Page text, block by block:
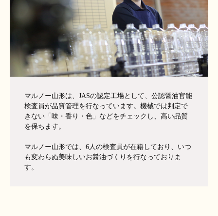
マルノー山形は、JASの認定工場として、公認醤油官能
検査員が品質管理を行なっています。機械では判定で
きない「味・香り・色」などをチェックし、高い品質
を保ちます。
マルノー山形では、6人の検査員が在籍しており、いつ
も変わらぬ美味しいお醤油づくりを行なっておりま
す。